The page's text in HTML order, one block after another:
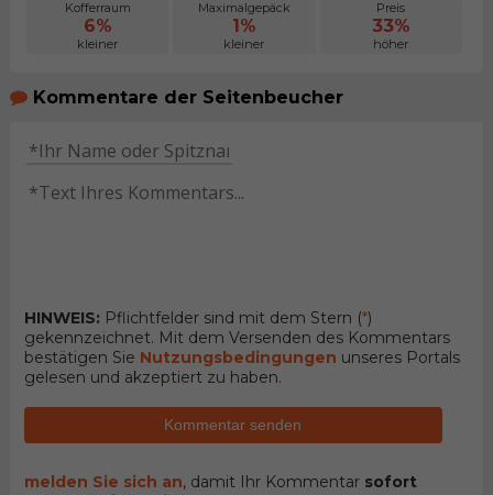
Kofferraum
6%
kleiner
Maximalgepäck
1%
kleiner
Preis
33%
höher
Kommentare der Seitenbeucher
HINWEIS: Pflichtfelder sind mit dem Stern (*)
gekennzeichnet. Mit dem Versenden des Kommentars
bestätigen Sie Nutzungsbedingungen unseres Portals
gelesen und akzeptiert zu haben.
Kommentar senden
melden Sie sich an, damit Ihr Kommentar sofort